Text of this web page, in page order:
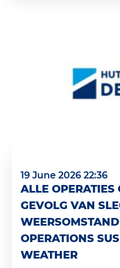
19 June 2026 22:36
ALLE OPERATIES
GEVOLG VAN
OPERATIONS
WEATHER